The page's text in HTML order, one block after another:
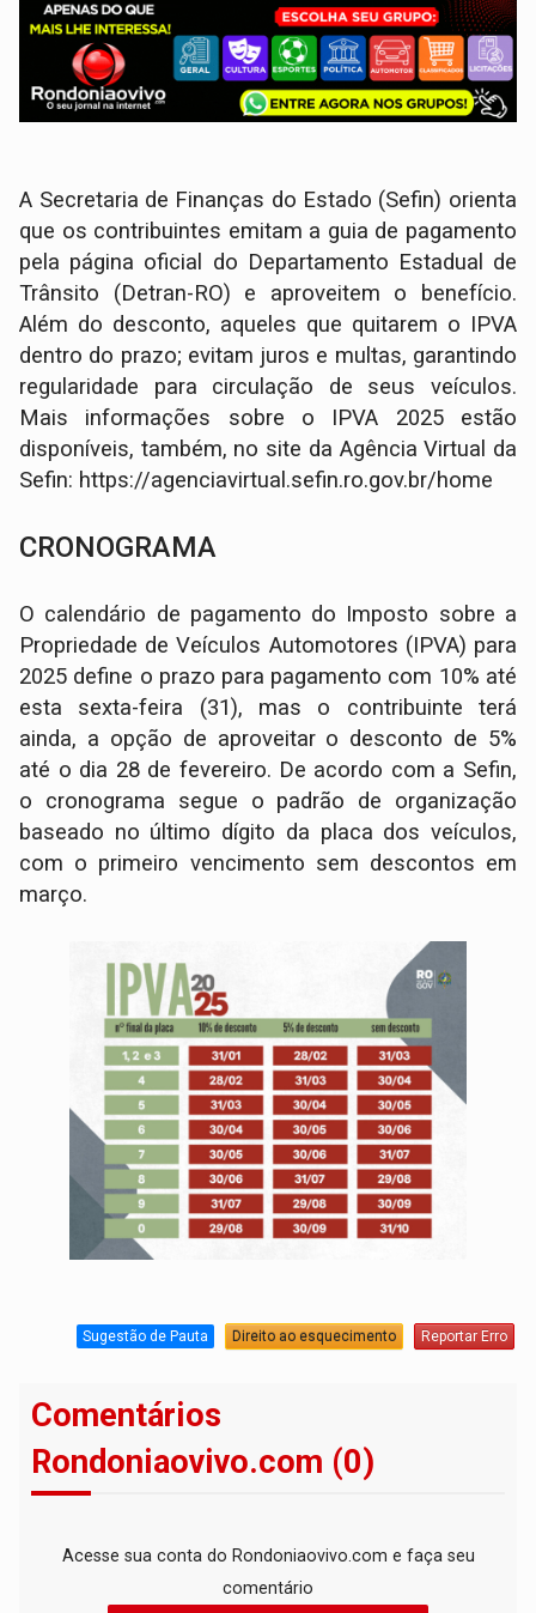
A Secretaria de Finanças do Estado (Sefin) orienta
que os contribuintes emitam a guia de pagamento
pela página oficial do Departamento Estadual de
Trânsito (Detran-RO) e aproveitem o benefício.
Além do desconto, aqueles que quitarem o IPVA
dentro do prazo; evitam juros e multas, garantindo
regularidade para circulação de seus veículos.
Mais informações sobre o IPVA 2025 estão
disponíveis, também, no site da Agência Virtual da
Sefin: https://agenciavirtual.sefin.ro.gov.br/home
CRONOGRAMA
O calendário de pagamento do Imposto sobre a
Propriedade de Veículos Automotores (IPVA) para
2025 define o prazo para pagamento com 10% até
esta sexta-feira (31), mas o contribuinte terá
ainda, a opção de aproveitar o desconto de 5%
até o dia 28 de fevereiro. De acordo com a Sefin,
o cronograma segue o padrão de organização
baseado no último dígito da placa dos veículos,
com o primeiro vencimento sem descontos em
março.
Sugestão de Pauta Direito ao esquecimento Reportar Erro
Comentários
Rondoniaovivo.com (0)
Acesse sua conta do Rondoniaovivo.com e faça seu
comentário